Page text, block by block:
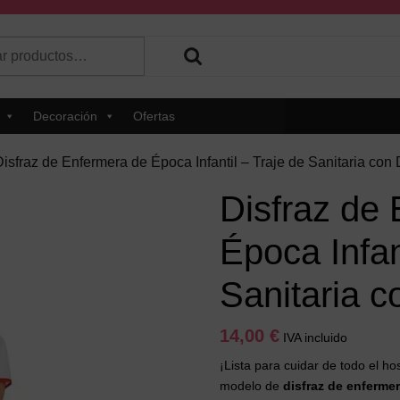
hay resultados autocompletados, puedes utilizar las
Decoración Ofertas
de Enfermera de Época Infantil – Traje de Sanitaria con
Disfraz de
Época
Sanitaria
14,00 € IVA incluido
¡Lista para cuidar de todo el
modelo de disfraz de